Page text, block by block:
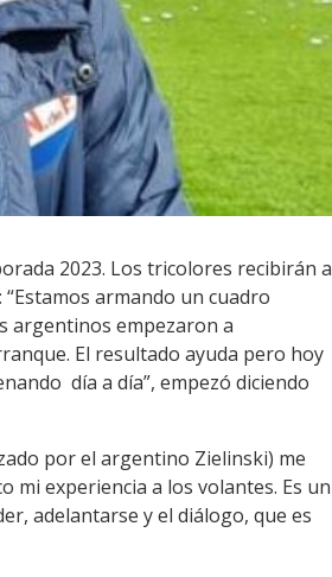
2023. Los tricolores recibirán a
armando un cuadro
argentinos empezaron a
El resultado ayuda pero hoy
día a día”, empezó diciendo
por el argentino Zielinski) me
mi experiencia a los volantes. Es un
adelantarse y el diálogo, que es